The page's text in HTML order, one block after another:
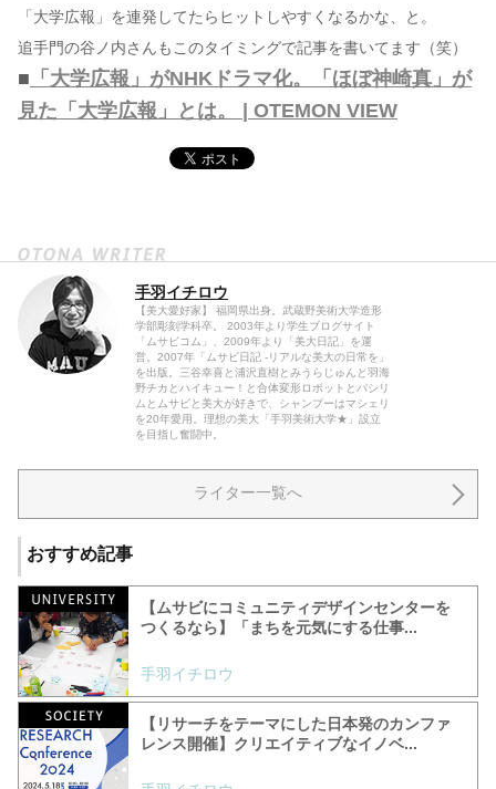
「大学広報」を連発してたらヒットしやすくなるかな、と。
追手門の谷ノ内さんもこのタイミングで記事を書いてます（笑）
■ 「大学広報」がNHKドラマ化。「ほぼ神崎真」が
見た「大学広報」とは。 | OTEMON VIEW
手羽イチロウ
【美大愛好家】 福岡県出身。武蔵野美術大学造形
学部彫刻学科卒。 2003年より学生ブログサイト
「ムサビコム」、2009年より「美大日記」を運
営。2007年「ムサビ日記 -リアルな美大の日常を」
を出版。三谷幸喜と浦沢直樹とみうらじゅんと羽海
野チカとハイキュー！と合体変形ロボットとパシリ
ムとムサビと美大が好きで、シャンプーはマシェリ
を20年愛用。理想の美大「手羽美術大学★」設立
を目指し奮闘中。
ライター一覧へ
おすすめ記事
【ムサビにコミュニティデザインセンターを
つくるなら】「まちを元気にする仕事...
手羽イチロウ
【リサーチをテーマにした日本発のカンファ
レンス開催】クリエイティブなイノベ...